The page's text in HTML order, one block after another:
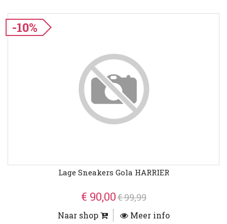
-10%
Lage Sneakers Gola HARRIER
€ 90,00€ 99,99
Naar shop Meer info